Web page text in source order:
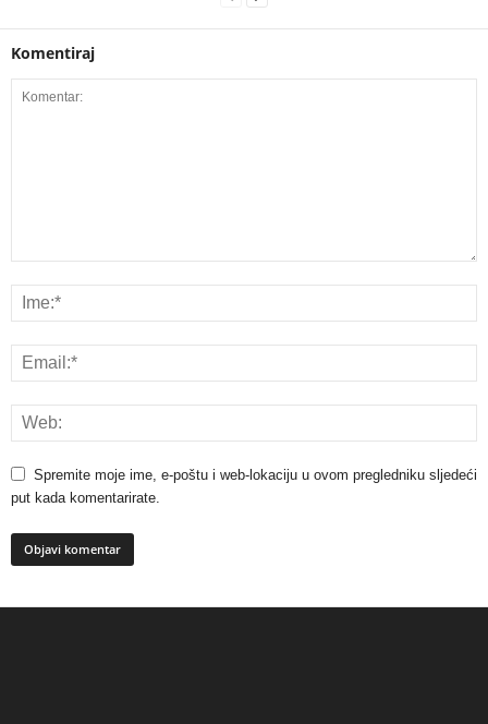
Komentiraj
Spremite moje ime, e-poštu i web-lokaciju u ovom pregledniku sljedeći
put kada komentarirate.